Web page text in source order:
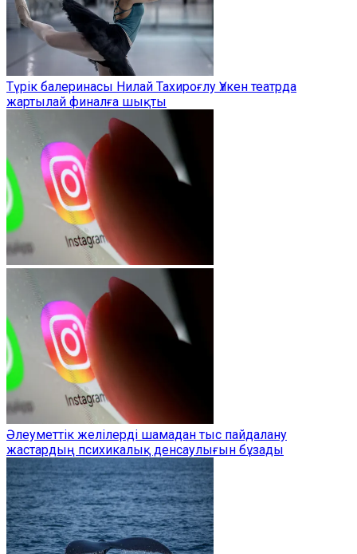
Түрік балеринасы Нилай Тахироғлу Үлкен театрда
жартылай финалға шықты
Әлеуметтік желілерді шамадан тыс пайдалану
жастардың психикалық денсаулығын бұзады